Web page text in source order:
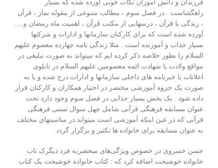
فرزندان و دانش آموزان نکات خوبی آورده شده که بسیار
راهگشاست . در فصل سوم ، مطالب متنوعی از مقوله نماز ، قرآن
، زندگی با قرآن ، درسهایی از مکتب قرآن ، اهمیت ماه رمضان و….
آورده شده است که برای کارکنان سازمانها و ادارات و شرکتها
بسیار جذاب و آموزنده است . مثلا زندگی نامه چهارده معصوم علیهم
السلام را بطور خلاصه ذکر کرده ایم که میتواند به صورت تبلیغی در
مواقع ولادت یا شهادت ائمه معصومین علیهم السلام در تابلوی
اعلانات یا خبرنامه های داخلی سازمانها و ادارات درج شده و یا به
صورت یک جزوه آموزشی مختصر در اختیار همکاران و کارکنان قرار
داده شود . یک بخش بسیار جذابی در فصل سوم وجود دارد تحت
عنوان مسابقه فرهنگی قرآنی شامل چهل سوال تستی فرهنگی
قرآنی که در عین اینکه آموزشی است میتواند در مناسبتهای مختلف
به عنوان مسابقه برای خانواده ها تکثیر و برگزار گردد .
حسن خسروی در خصوص ویژگی‌های منحصربه فرد دیگرک تاب
خانواده خوشبخت اضافه کرد که : کتاب خانواده خوشبخت یک کتاب